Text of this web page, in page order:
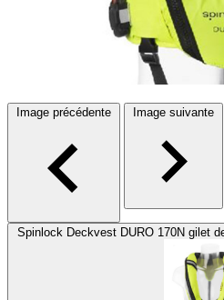
Image précédente Image suivante
Spinlock Deckvest DURO 170N gilet de